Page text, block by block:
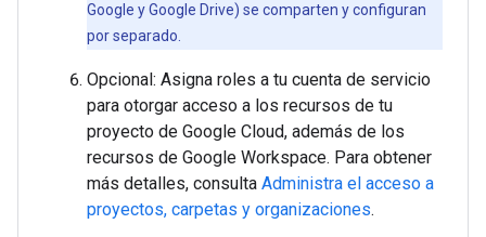
Google y Google Drive) se comparten y configuran
por separado.
Opcional: Asigna roles a tu cuenta de servicio
para otorgar acceso a los recursos de tu
proyecto de Google Cloud, además de los
recursos de Google Workspace. Para obtener
más detalles, consulta Administra el acceso a
proyectos, carpetas y organizaciones.